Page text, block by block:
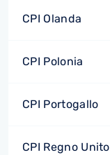
CPI Olanda
CPI Polonia
CPI Portogallo
CPI Regno Unito